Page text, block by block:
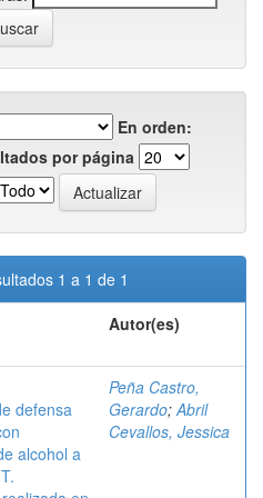
En orden:
por página
1 a 1 de 1
Autor(es)
defensa
alcohol a
Peña Castro,
Gerardo;Abril
Cevallos, Jessica